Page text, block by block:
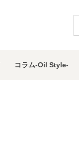
コラム-Oil Style-